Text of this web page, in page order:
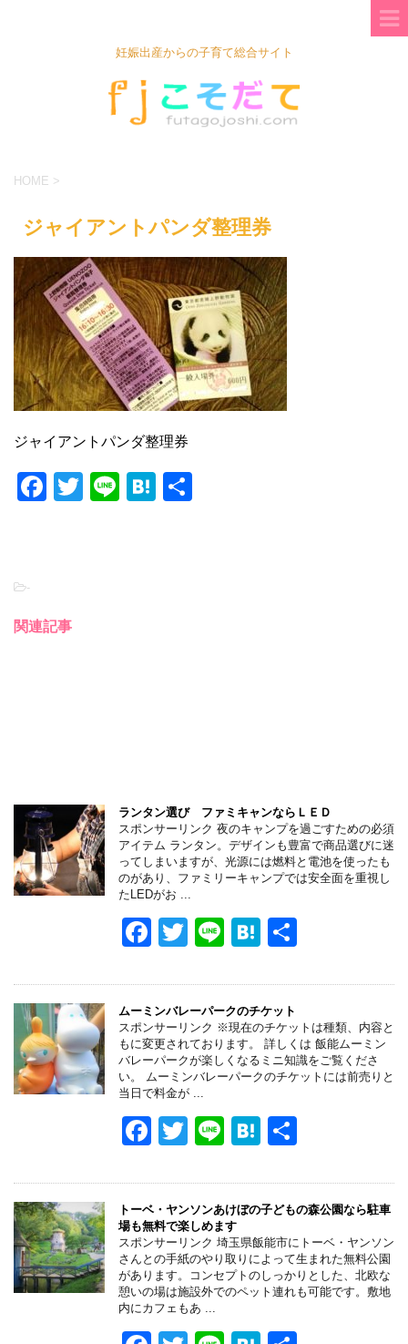
妊娠出産からの子育て総合サイト
HOME >
ジャイアントパンダ整理券
ジャイアントパンダ整理券
F
o
T
Li
H
-
関連記事
ランタン選び ファミキャンならＬＥＤ
スポンサーリンク 夜のキャンプを過ごすための必須
アイテム ランタン。デザインも豊富で商品選びに迷
ってしまいますが、光源には燃料と電池を使ったも
のがあり、ファミリーキャンプでは安全面を重視し
たLEDがお ...
F
c
e
b
o
o
k
T
tt
er
Li
e
H
e
n
a
ムーミンバレーパークのチケット
スポンサーリンク ※現在のチケットは種類、内容と
もに変更されております。 詳しくは 飯能ムーミン
バレーパークが楽しくなるミニ知識をご覧くださ
い。 ムーミンバレーパークのチケットには前売りと
当日で料金が ...
F
c
e
b
o
o
k
T
tt
er
Li
e
H
e
n
a
トーベ・ヤンソンあけぼの子どもの森公園なら駐車
場も無料で楽しめます
スポンサーリンク 埼玉県飯能市にトーベ・ヤンソン
さんとの手紙のやり取りによって生まれた無料公園
があります。コンセプトのしっかりとした、北欧な
憩いの場は施設外でのペット連れも可能です。敷地
内にカフェもあ ...